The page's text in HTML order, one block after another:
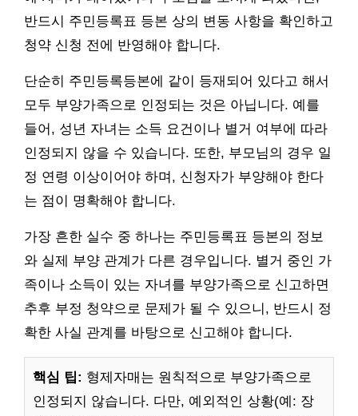
반드시 주민등록표 등본 상의 변동 사항을 확인하고
청약 신청 전에 반영해야 합니다.
단순히 주민등록등본에 같이 등재되어 있다고 해서
모두 부양가족으로 인정되는 것은 아닙니다. 예를
들어, 성년 자녀는 소득 요건이나 별거 여부에 따라
인정되지 않을 수 있습니다. 또한, 부모님의 경우 일
정 연령 이상이어야 하며, 신청자가 부양해야 한다
는 점이 명확해야 합니다.
가장 흔한 실수 중 하나는 주민등록표 등본의 정보
와 실제 부양 관계가 다른 경우입니다. 별거 중인 가
족이나 소득이 있는 자녀를 부양가족으로 신고하면
추후 부정 청약으로 문제가 될 수 있으니, 반드시 정
확한 사실 관계를 바탕으로 신고해야 합니다.
핵심 팁: 형제자매는 원칙적으로 부양가족으로
인정되지 않습니다. 다만, 예외적인 상황(예: 장